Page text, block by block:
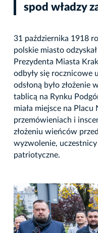
spod władzy
31 października 1918
polskie miasto
Prezydenta Miasta
odbyły się rocznicowe
odsłoną było
tablicą na Rynku
miała miejsce na Placu
przemówieniach i
złożeniu wieńców
wyzwolenie,
patriotyczne.